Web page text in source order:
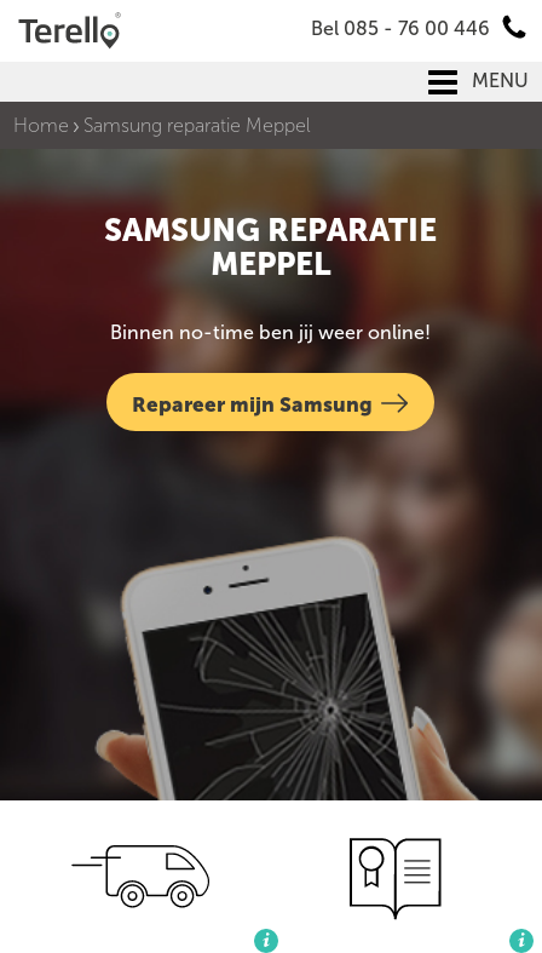
Bel 085 - 76 00 446
MENU
Home
Samsung reparatie Meppel
SAMSUNG REPARATIE
MEPPEL
Binnen no-time ben jij weer online!
Repareer mijn Samsung